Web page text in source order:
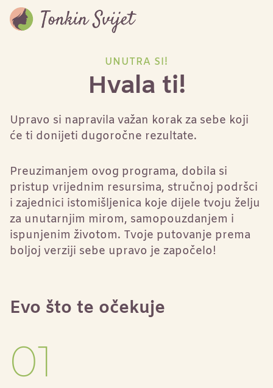
UNUTRA SI!
Hvala ti!
Upravo si napravila važan korak za sebe koji
će ti donijeti dugoročne rezultate.
Preuzimanjem ovog programa, dobila si
pristup vrijednim resursima, stručnoj podršci
i zajednici istomišljenica koje dijele tvoju želju
za unutarnjim mirom, samopouzdanjem i
ispunjenim životom. Tvoje putovanje prema
boljoj verziji sebe upravo je započelo!
Evo što te očekuje
01